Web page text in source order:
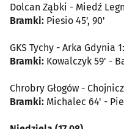
Dolcan Ząbki - Miedź
Bramki: Piesio 45', 90'
GKS Tychy - Arka Gdynia
Bramki: Kowalczyk 59' -
Chrobry Głogów -
Bramki: Michalec 64' -